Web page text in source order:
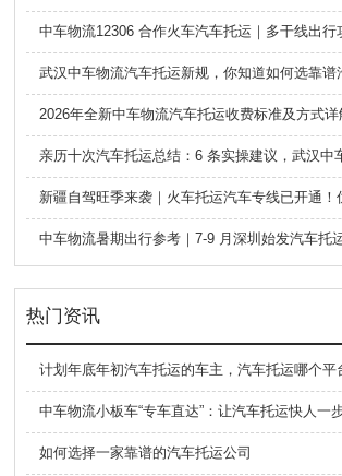
武汉中车物流汽车托运新规，你知道如何选靠
2026年全新中车物流汽车托运收费标准及方式详
新疆自驾旺季来袭｜火车托运汽车专线已开通！
中车物流暑期出行参考｜7-9 月深圳始发汽车托
热门资讯
计划年底年初汽车托运的车主，汽车托运哪个平
中车物流小板车“专车直达”：让汽车托运快人一
如何选择一家靠谱的汽车托运公司